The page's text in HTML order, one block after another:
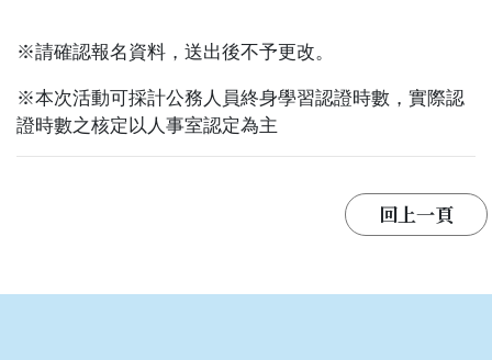
※請確認報名資料，送出後不予更改。
※本次活動可採計公務人員終身學習認證時數，實際認
證時數之核定以人事室認定為主